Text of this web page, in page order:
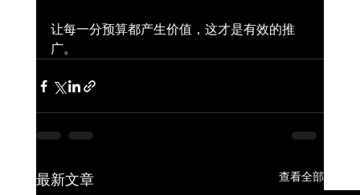
让每一分预算都产生价值，这才是有效的推
广。
最新文章 查看全部